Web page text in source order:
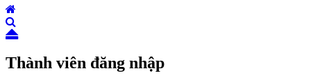
Thành viên đăng nhập